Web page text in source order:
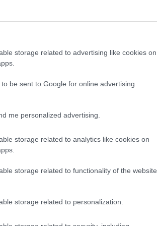
storage related to advertising like cookies on
be sent to Google for online advertising
me personalized advertising.
storage related to analytics like cookies on
storage related to functionality of the website
storage related to personalization.